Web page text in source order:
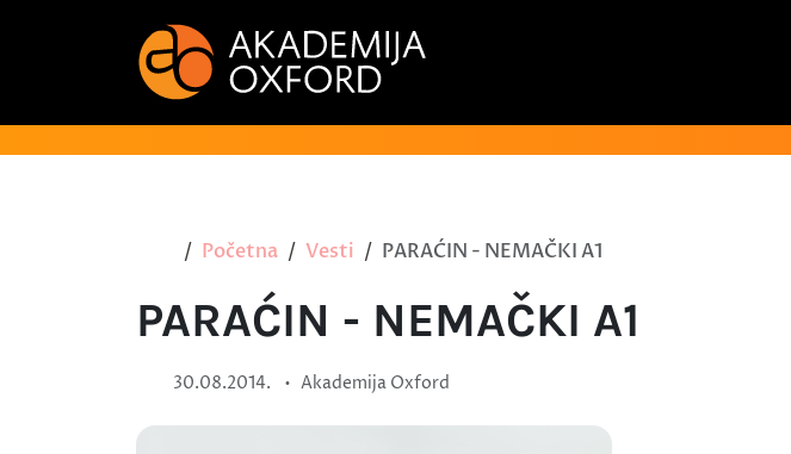
Početna Vesti PARAĆIN - NEMAČKI A1
PARAĆIN - NEMAČKI A1
30.08.2014. • Akademija Oxford